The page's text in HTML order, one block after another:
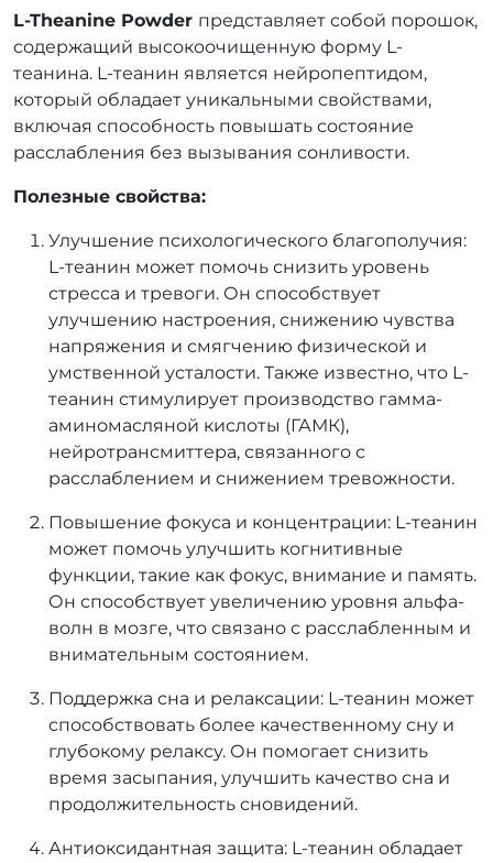
L-Theanine Powder представляет собой порошок,
содержащий высокоочищенную форму L-
теанина. L-теанин является нейропептидом,
который обладает уникальными свойствами,
включая способность повышать состояние
расслабления без вызывания сонливости.
Полезные свойства:
Улучшение психологического благополучия:
L-теанин может помочь снизить уровень
стресса и тревоги. Он способствует
улучшению настроения, снижению чувства
напряжения и смягчению физической и
умственной усталости. Также известно, что L-
теанин стимулирует производство гамма-
аминомасляной кислоты (ГАМК),
нейротрансмиттера, связанного с
расслаблением и снижением тревожности.
Повышение фокуса и концентрации: L-теанин
может помочь улучшить когнитивные
функции, такие как фокус, внимание и память.
Он способствует увеличению уровня альфа-
волн в мозге, что связано с расслабленным и
внимательным состоянием.
Поддержка сна и релаксации: L-теанин может
способствовать более качественному сну и
глубокому релаксу. Он помогает снизить
время засыпания, улучшить качество сна и
продолжительность сновидений.
Антиоксидантная защита: L-теанин обладает